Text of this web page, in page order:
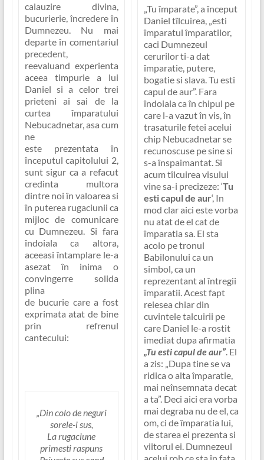
calauzire divina,
bucurierie, încredere în
Dumnezeu. Nu mai
departe în comentariul
precedent,
reevaluand experienta
aceea timpurie a lui
Daniel si a celor trei
prieteni ai sai de la
curtea împaratului
Nebucadnetar, asa cum
ne
este prezentata în
începutul capitolului 2,
sunt sigur ca a refacut
credinta multora
dintre noi în valoarea si
în puterea rugaciunii ca
mijloc de comunicare
cu Dumnezeu. Si fara
îndoiala ca altora,
aceeasi întamplare le-a
asezat în inima o
convingerre solida
plina
de bucurie care a fost
exprimata atat de bine
prin refrenul
cantecului:
„Din colo de neguri
sorele-i sus,
La rugaciune
primesti raspuns
„Tu împarate”, a început
Daniel tîlcuirea, „esti
împaratul împaratilor,
caci Dumnezeul
cerurilor ti-a dat
împaratie, putere,
bogatie si slava.Tu esti
capul de aur”. Fara
îndoiala ca în chipul pe
care l-a vazut în vis, în
trasaturile fetei acelui
chip Nebucadnetar se
recunoscuse pe sine si
s-a înspaimantat. Si
acum tîlcuirea visului
vine sa-i precizeze: ‘Tu
esti capul de aur‘, In
mod clar aici este vorba
nu atat de el cat de
împaratia sa. El sta
acolo pe tronul
Babilonului ca un
simbol, ca un
reprezentant al întregii
împaratii. Acest fapt
reiesea chiar din
cuvintele talcuirii pe
care Daniel le-a rostit
imediat dupa afirmatia
„Tu esti capul de aur”. El
a zis: „Dupa tine se va
ridica o alta împaratie,
mai neînsemnata decat
a ta”. Deci aici era vorba
mai degraba nu de el, ca
om, ci de împaratia lui,
de starea ei prezenta si
viitorul ei. Dumnezeul